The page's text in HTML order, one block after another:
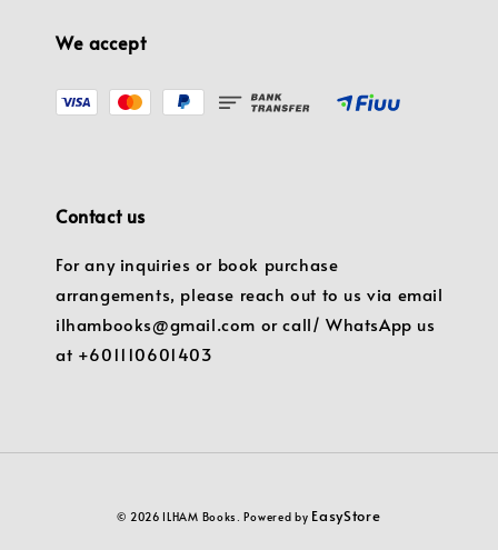
We accept
Contact us
For any inquiries or book purchase
arrangements, please reach out to us via email
ilhambooks@gmail.com or call/ WhatsApp us
at +601110601403
© 2026 ILHAM Books. Powered by EasyStore